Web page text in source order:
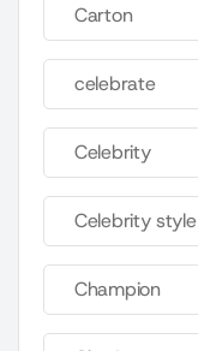
Carton
celebrate
Celebrity
Celebrity style
Champion